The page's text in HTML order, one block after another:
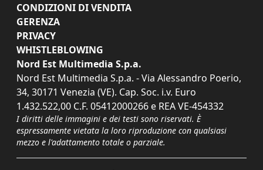
CONDIZIONI DI VENDITA
GERENZA
PRIVACY
WHISTLEBLOWING
Nord Est Multimedia S.p.a.
Nord Est Multimedia S.p.a. - Via Alessandro Poerio,
34, 30171 Venezia (VE). Cap. Soc. i.v. Euro
1.432.522,00 C.F. 05412000266 e REA VE-454332
I diritti delle immagini e dei testi sono riservati. È
espressamente vietata la loro riproduzione con qualsiasi
mezzo e l'adattamento totale o parziale.